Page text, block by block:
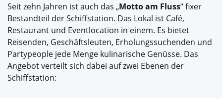
Seit zehn Jahren ist auch das „Motto am Fluss“ fixer
Bestandteil der Schiffstation. Das Lokal ist Café,
Restaurant und Eventlocation in einem. Es bietet
Reisenden, Geschäftsleuten, Erholungssuchenden und
Partypeople jede Menge kulinarische Genüsse. Das
Angebot verteilt sich dabei auf zwei Ebenen der
Schiffstation: